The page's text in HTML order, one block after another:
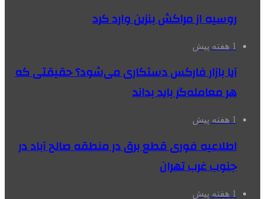
روسیه از مراکش بنزین وارد کرد
1 هفته پیش
آیا بازار فارکس دستکاری می‌شود؟ حقیقتی که
هر معامله‌گر باید بداند
1 هفته پیش
اطلاعیه فوری قطع برق در منطقه صالح آباد در
جنوب غرب تهران
1 هفته پیش